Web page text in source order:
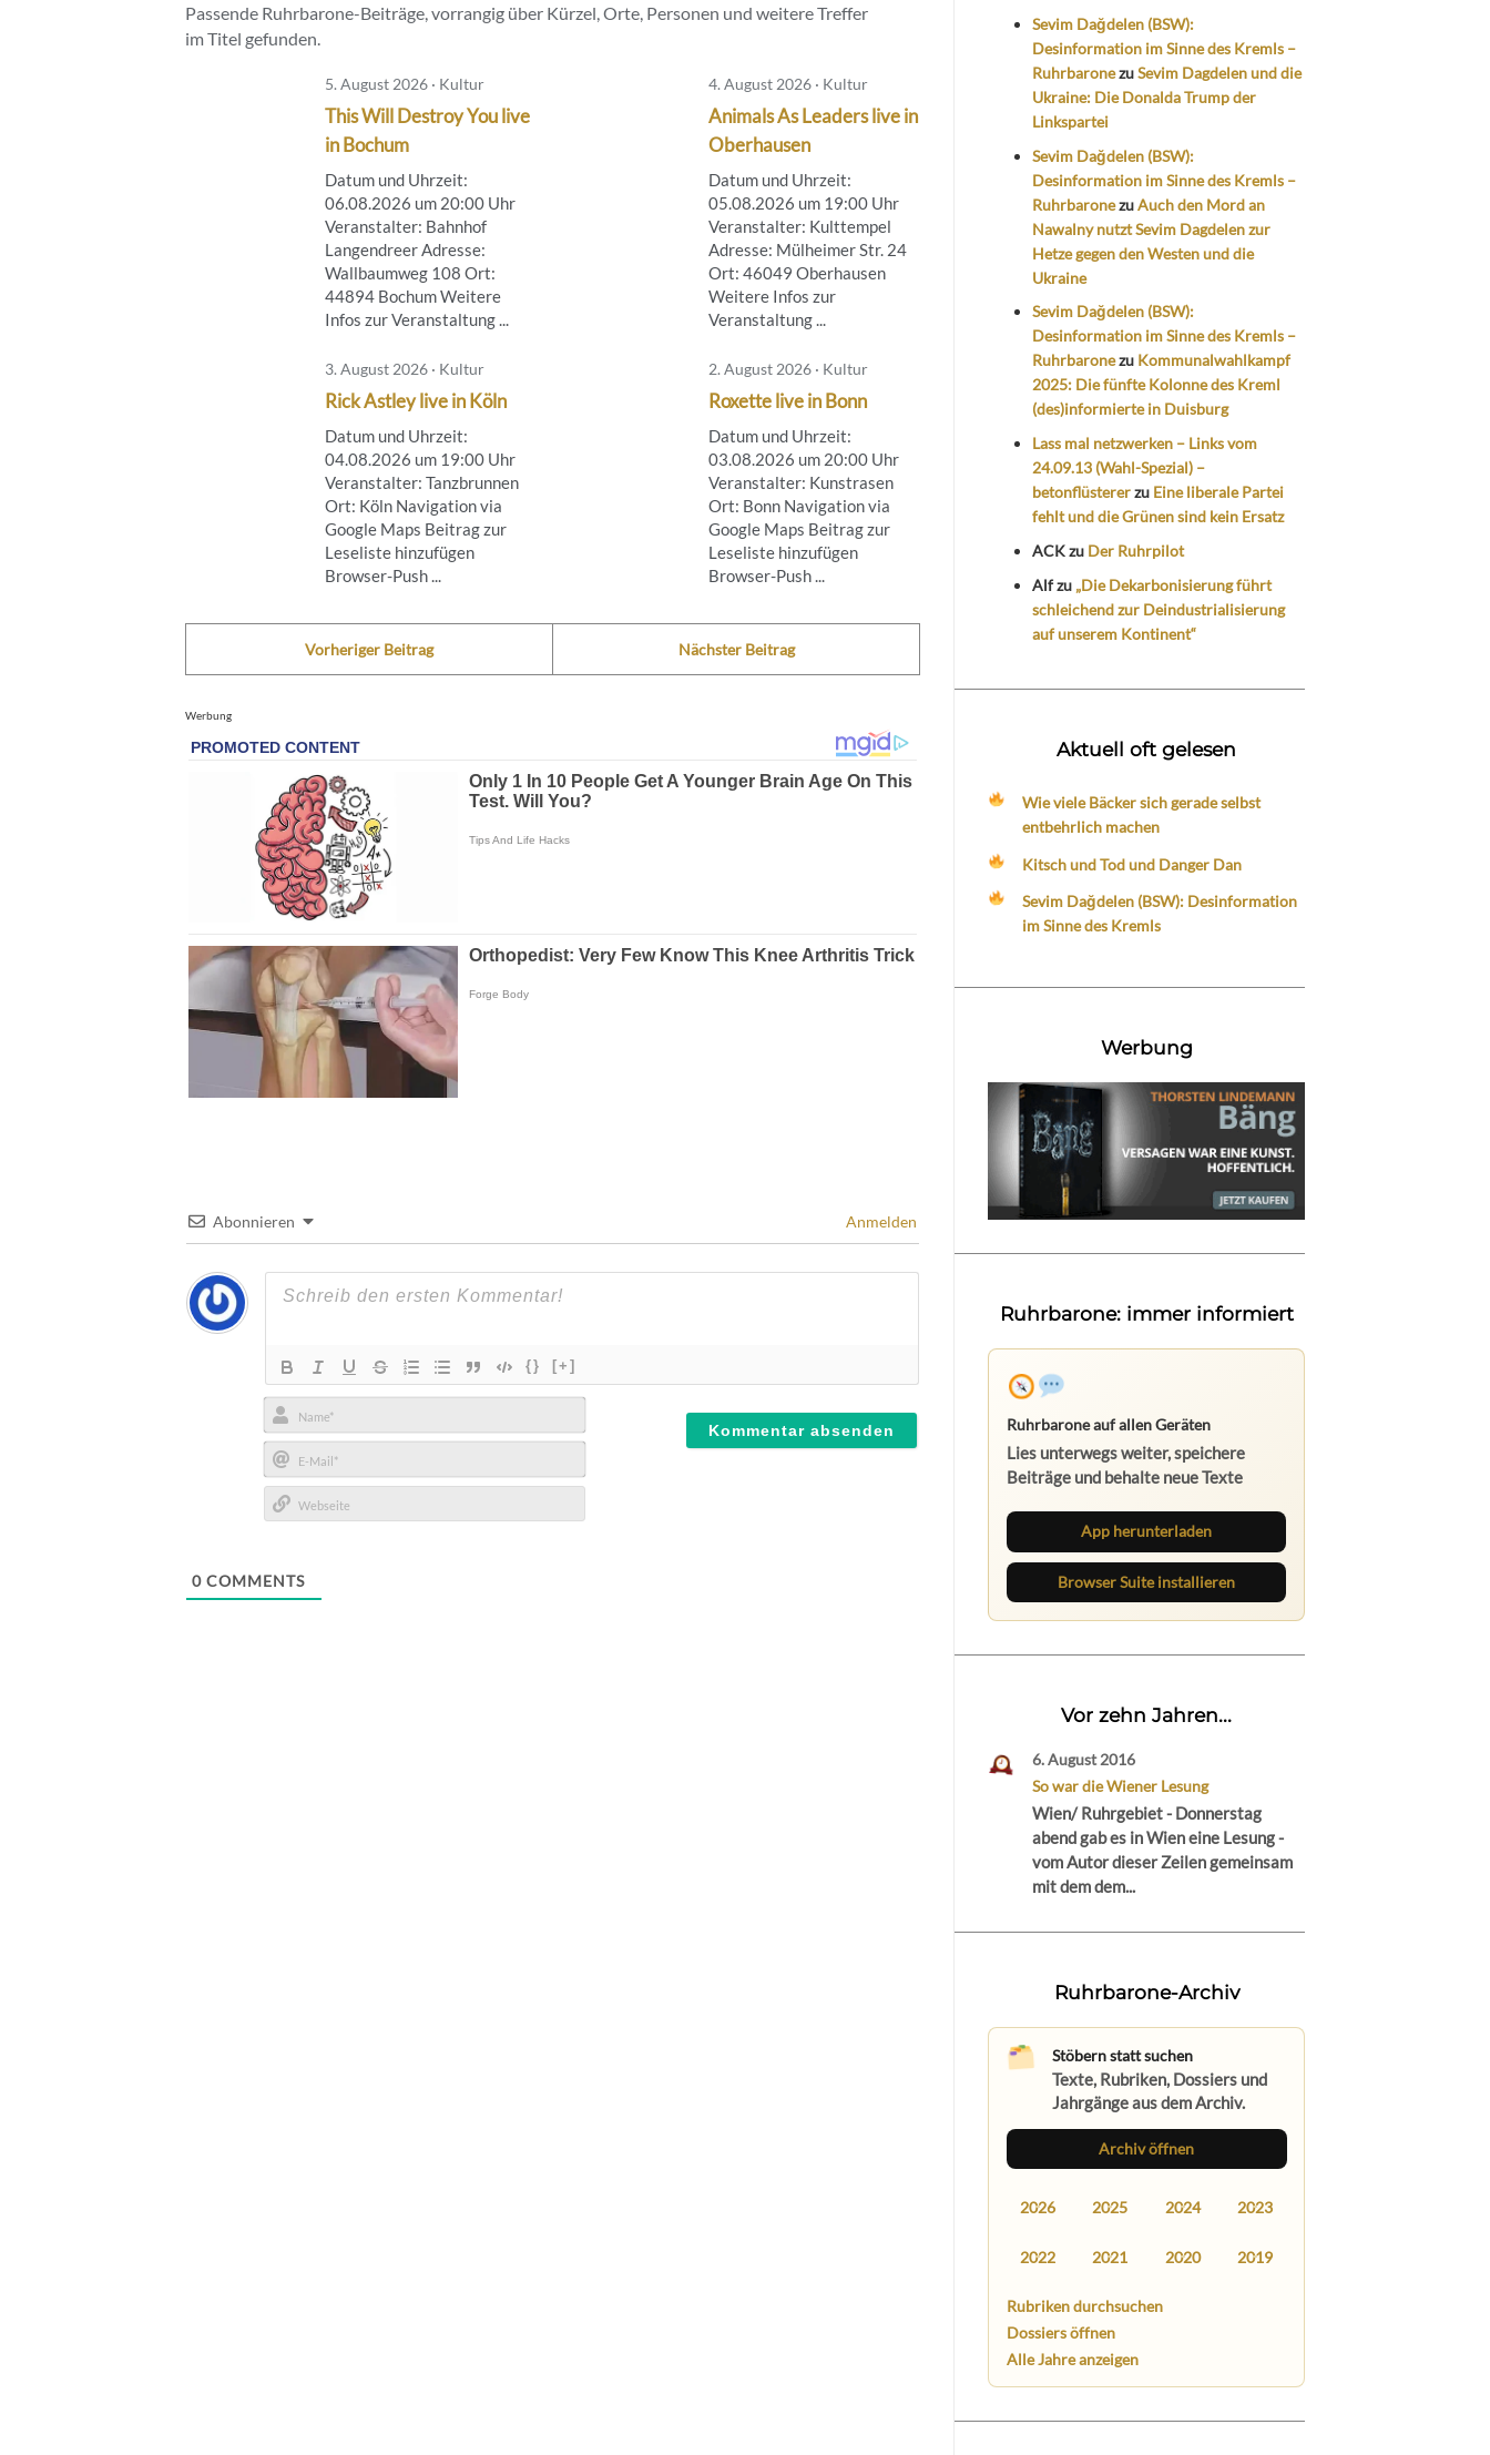
Passende Ruhrbarone-Beiträge, vorrangig über Kürzel, Orte, Personen und weitere Treffer
im Titel gefunden.
5. August 2026 · Kultur
This Will Destroy You live
in Bochum
Datum und Uhrzeit:
06.08.2026 um 20:00 Uhr
Veranstalter: Bahnhof
Langendreer Adresse:
Wallbaumweg 108 Ort:
44894 Bochum Weitere
Infos zur Veranstaltung ...
4. August 2026 · Kultur
Animals As Leaders live in
Oberhausen
Datum und Uhrzeit:
05.08.2026 um 19:00 Uhr
Veranstalter: Kulttempel
Adresse: Mülheimer Str. 24
Ort: 46049 Oberhausen
Weitere Infos zur
Veranstaltung ...
3. August 2026 · Kultur
Rick Astley live in Köln
Datum und Uhrzeit:
04.08.2026 um 19:00 Uhr
Veranstalter: Tanzbrunnen
Ort: Köln Navigation via
Google Maps Beitrag zur
Leseliste hinzufügen
Browser-Push ...
2. August 2026 · Kultur
Roxette live in Bonn
Datum und Uhrzeit:
03.08.2026 um 20:00 Uhr
Veranstalter: Kunstrasen
Ort: Bonn Navigation via
Google Maps Beitrag zur
Leseliste hinzufügen
Browser-Push ...
Vorheriger Beitrag Nächster Beitrag
Werbung
Abonnieren Anmelden
{} [+]
Name*
E-
Mail*
0 COMMENTS
Sevim Dağdelen (BSW):
Desinformation im Sinne des Kremls –
RuhrbaronezuSevim Dagdelen und die
Ukraine: Die Donalda Trump der
Linkspartei
Sevim Dağdelen (BSW):
Desinformation im Sinne des Kremls –
RuhrbaronezuAuch den Mord an
Nawalny nutzt Sevim Dagdelen zur
Hetze gegen den Westen und die
Ukraine
Sevim Dağdelen (BSW):
Desinformation im Sinne des Kremls –
Ruhrbaronezu Kommunalwahlkampf
2025: Die fünfte Kolonne des Kreml
(des)informierte in Duisburg
Lass mal netzwerken – Links vom
24.09.13 (Wahl-Spezial) –
betonflüstererzu Eine liberale Partei
fehlt und die Grünen sind kein Ersatz
ACKzu Der Ruhrpilot
Alfzu „Die Dekarbonisierung führt
schleichend zur Deindustrialisierung
auf unserem Kontinent“
Aktuell oft gelesen
Wie viele Bäcker sich gerade selbst
entbehrlich machen
Kitsch und Tod und Danger Dan
Sevim Dağdelen (BSW): Desinformation
im Sinne des Kremls
Werbung
Ruhrbarone: immer informiert
Ruhrbarone auf allen Geräten
Lies unterwegs weiter, speichere
Beiträge und behalte neue Texte
App herunterladen
Browser Suite installieren
Vor zehn Jahren...
6. August 2016
So war die Wiener Lesung
Wien/ Ruhrgebiet - Donnerstag
abend gab es in Wien eine Lesung -
vom Autor dieser Zeilen gemeinsam
mit dem dem...
Ruhrbarone-Archiv
Stöbern statt suchen
Texte, Rubriken, Dossiers und
Jahrgänge aus dem Archiv.
Archiv öffnen
2026 2025 2024 2023
2022 2021 2020 2019
Rubriken durchsuchen
Dossiers öffnen
Alle Jahre anzeigen